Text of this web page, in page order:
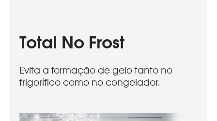
Total No Frost
Evita a formação de gelo tanto no
frigorífico como no congelador.